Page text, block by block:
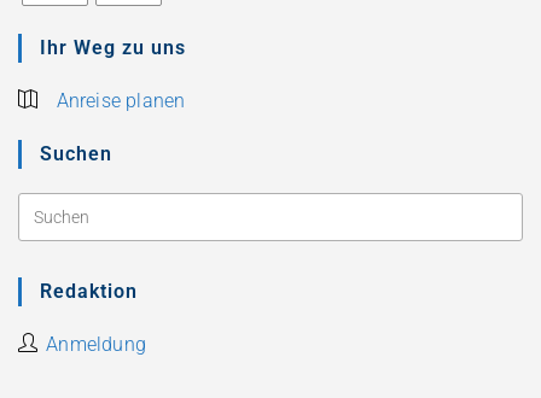
Ihr Weg zu uns
Anreise planen
Suchen
Redaktion
Anmeldung